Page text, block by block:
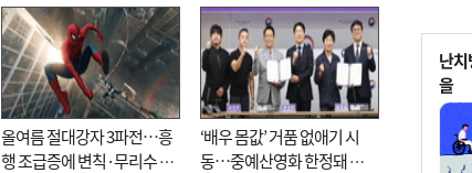
올여름 절대강자 3파전…흥
행 조급증에 변칙·무리수 마
‘배우 몸값’ 거품 없애기 시
동…중예산영화 한정돼 실
난치
을